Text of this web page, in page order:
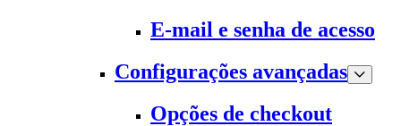
E-mail e senha de acesso
Configurações avançadas
Opções de checkout